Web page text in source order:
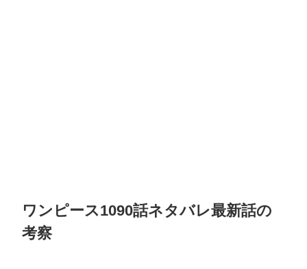
ワンピース1090話ネタバレ最新話の
考察